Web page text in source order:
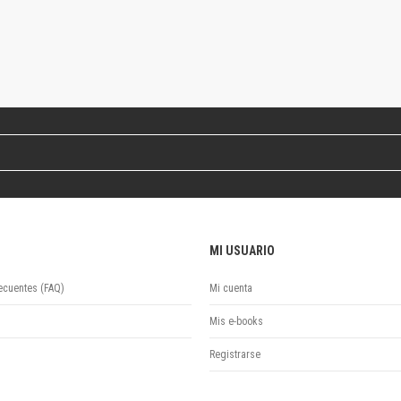
(FAQ)
MI USUARIO
Mi cuenta
Mis e-books
Registrarse